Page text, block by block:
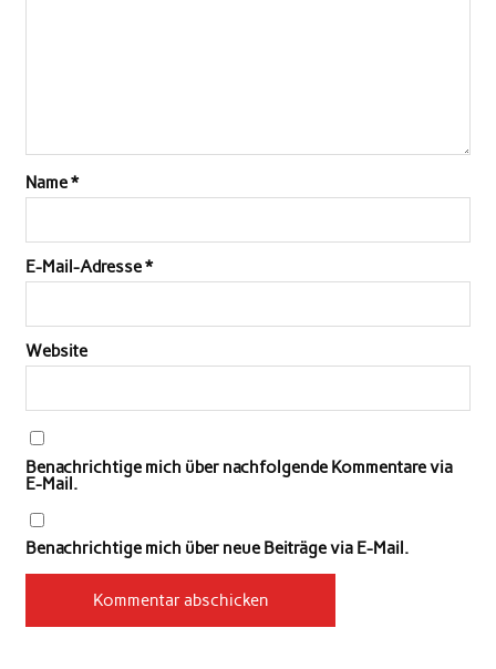
Name*
E-Mail-Adresse*
Website
Benachrichtige mich über nachfolgende Kommentare via
E-Mail.
Benachrichtige mich über neue Beiträge via E-Mail.